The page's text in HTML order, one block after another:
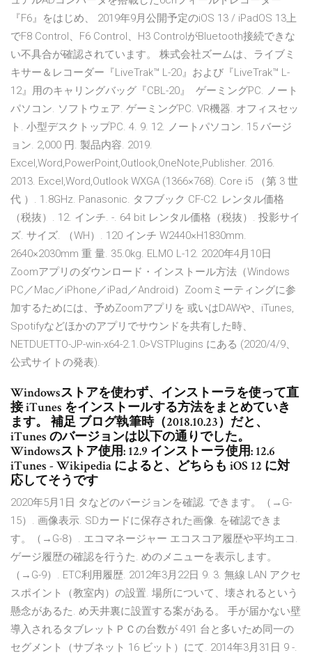
『F6』をはじめ、 2019年9月公開予定のiOS 13 / iPadOS 13上
でF8 Control、F6 Control、H3 ControlがBluetooth接続できな
い不具合が確認されています。 株式会社ズームは、ライブミ
キサー＆レコーダー『LiveTrak™ L-20』および『LiveTrak™ L-
12』用のキャリングバッグ『CBL-20』 ゲーミングPC. ノート
パソコン. ソフトウェア. ゲーミングPC. VR機器. オフィスセッ
ト. 小型デスクトップPC. 4. 9. 12. ノートパソコン. 15 バージ
ョン. 2,000 円. 製品内容. 2019.
Excel,Word,PowerPoint,Outlook,OneNote,Publisher. 2016.
2013. Excel,Word,Outlook WXGA (1366×768). Core i5 （第 3 世
代 ）. 1.8GHz. Panasonic. タフブック CF-C2. レンタル価格
（税抜）. 12. インチ. -. 64 bit レンタル価格（税抜）. 投影サイ
ズ. サイズ. （WH）. 120 インチ W2440×H1830mm.
2640×2030mm 重 量. 35.0kg. ELMO L-12. 2020年4月10日
Zoomアプリのダウンロード・インストール方法（Windows
PC／Mac／iPhone／iPad／Android）Zoomミーティングに参
加するためには、予めZoomアプリを 或いはDAWや、iTunes,
Spotifyなどほかのアプリでサウンドを共有した時、
NETDUETTO-JP-win-x64-2.1.0>VSTPlugins にある (2020/4/9、
公式サイトの発表).
Windowsストアを使わず、インストーラを使って直
接 iTunes をインストールする方法をまとめていき
ます。 補足 ブログ執筆時（2018.10.23）だと、
iTunes のバージョンは以下の通りでした。
Windowsストア使用: 12.9 インストーラ使用: 12.6
iTunes - Wikipedia によると、どちらも iOS 12 に対
応してそうです
2020年5月1日 タなどのバージョンを確認. できます。（→G-
15）. 画像表示. SDカードに保存された画像. を確認できま
す。（→G-8）. エコマネージャー エコスコア履歴や平均エコ.
ゲージ履歴の確認を行うた. めのメニューを表示します。
（→G-9）. ETC利用履歴. 2012年3月22日 9. 3. 無線 LAN アクセ
スポイント（教室内）の設置. 場所について、壊されるという
懸念があるた. め天井裏に設置する案がある。 手が届かない壁
導入されるタブレットＰＣの台数が 491 台と多いため同一の
セグメント（サブネット 16 ビット）にて. 2014年3月31日 9 -.